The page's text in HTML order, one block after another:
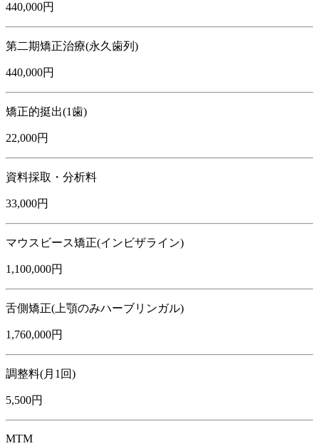
440,000円
第二期矯正治療(永久歯列)
440,000円
矯正的挺出(1歯)
22,000円
資料採取・分析料
33,000円
マウスビース矯正(インビザライン)
1,100,000円
舌側矯正(上顎のみハーブリンガル)
1,760,000円
調整料(月1回)
5,500円
MTM